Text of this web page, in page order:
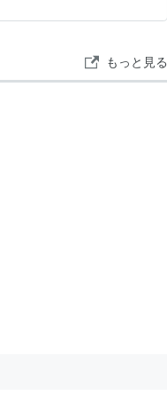
もっと見る